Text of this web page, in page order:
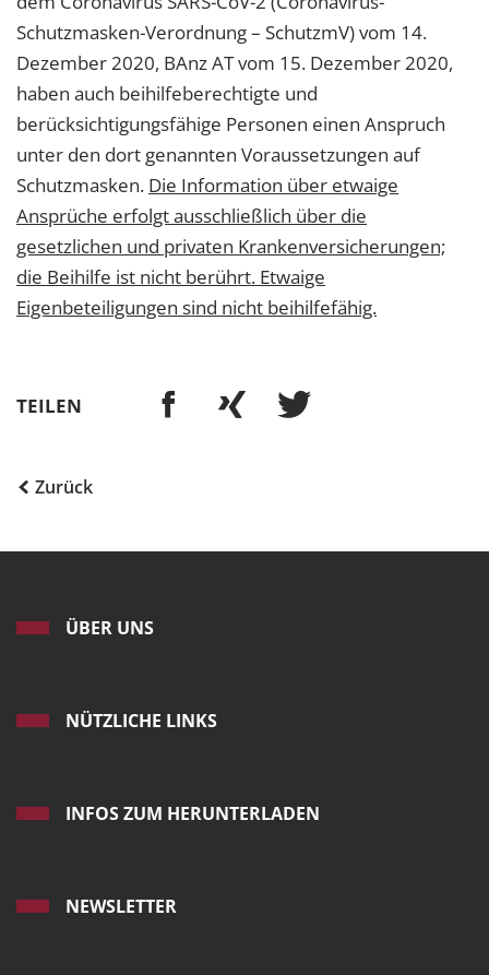
Schutzmasken-Verordnung – SchutzmV) vom 14.
Dezember 2020, BAnz AT vom 15. Dezember 2020,
haben auch beihilfeberechtigte und
berücksichtigungsfähige Personen einen Anspruch
unter den dort genannten Voraussetzungen auf
Schutzmasken. Die Information über etwaige
Ansprüche erfolgt ausschließlich über die
gesetzlichen und privaten Krankenversicherungen;
die Beihilfe ist nicht berührt. Etwaige
Eigenbeteiligungen sind nicht beihilfefähig.
TEILEN
Zurück
ÜBER UNS
NÜTZLICHE LINKS
INFOS ZUM HERUNTERLADEN
NEWSLETTER